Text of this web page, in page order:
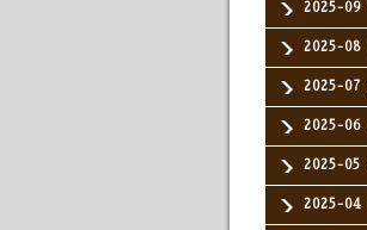
2025-09
2025-08
2025-07
2025-06
2025-05
2025-04